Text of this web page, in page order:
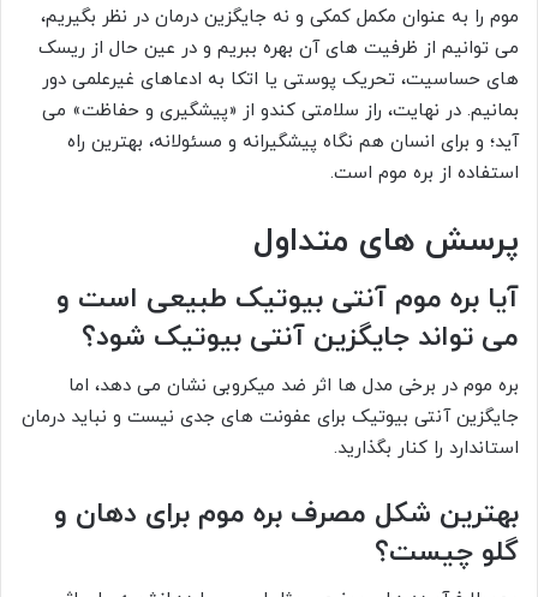
موم را به عنوان مکمل کمکی و نه جایگزین درمان در نظر بگیریم،
می توانیم از ظرفیت های آن بهره ببریم و در عین حال از ریسک
های حساسیت، تحریک پوستی یا اتکا به ادعاهای غیرعلمی دور
بمانیم. در نهایت، راز سلامتی کندو از «پیشگیری و حفاظت» می
آید؛ و برای انسان هم نگاه پیشگیرانه و مسئولانه، بهترین راه
استفاده از بره موم است.
پرسش های متداول
آیا بره موم آنتی بیوتیک طبیعی است و
می تواند جایگزین آنتی بیوتیک شود؟
بره موم در برخی مدل ها اثر ضد میکروبی نشان می دهد، اما
جایگزین آنتی بیوتیک برای عفونت های جدی نیست و نباید درمان
استاندارد را کنار بگذارید.
بهترین شکل مصرف بره موم برای دهان و
گلو چیست؟